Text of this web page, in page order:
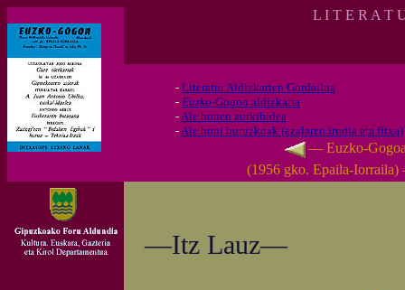
L I T E R A T
- Literatur Aldizkarien Gordailua
- Euzko-Gogoa aldizkaria
-Ale honen aurkibidea
-Ale honi buruzkoak (azalaren irudia eta fitxa)
— Euzko-
(1956 gko. Epaila-
—Itz Lauz—